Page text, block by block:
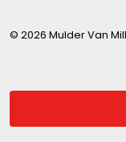
© 2026 Mulder Van